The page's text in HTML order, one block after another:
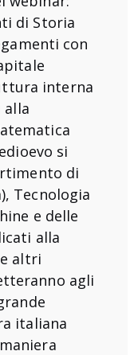
di Storia
con
interna
alla
si
di
Tecnologia
e delle
alla
altri
agli
italiana